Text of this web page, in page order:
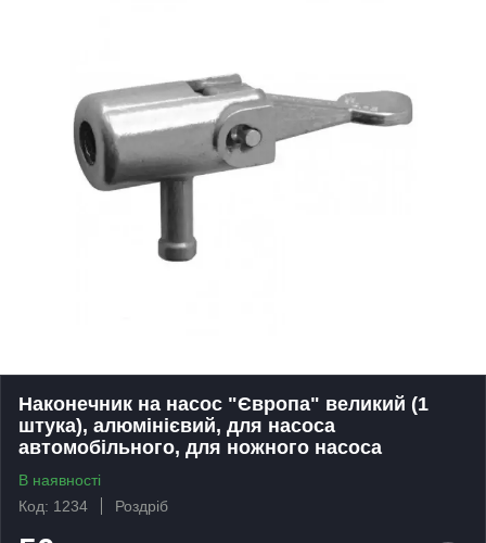
Наконечник на насос "Європа" великий (1
штука), алюмінієвий, для насоса
автомобільного, для ножного насоса
В наявності
Код: 1234
Роздріб